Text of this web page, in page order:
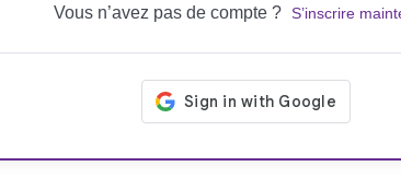
Vous n’avez pas de compte ? S’inscrire